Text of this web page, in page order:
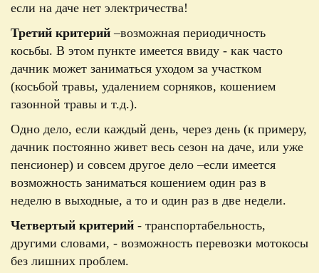
если на даче нет электричества!
Третий критерий –возможная периодичность
косьбы. В этом пункте имеется ввиду - как часто
дачник может заниматься уходом за участком
(косьбой травы, удалением сорняков, кошением
газонной травы и т.д.).
Одно дело, если каждый день, через день (к примеру,
дачник постоянно живет весь сезон на даче, или уже
пенсионер) и совсем другое дело –если имеется
возможность заниматься кошением один раз в
неделю в выходные, а то и один раз в две недели.
Четвертый критерий - транспортабельность,
другими словами, - возможность перевозки мотокосы
без лишних проблем.